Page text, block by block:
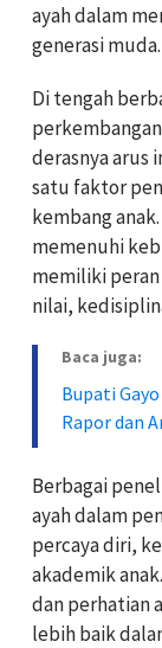
ayah dalam
generasi muda.
Di tengah
derasnya arus
satu faktor
kembang
memenuhi
memiliki
nilai,
Baca juga:
Bupati
Rapor dan
Berbagai
ayah dalam
percaya diri,
akademik
dan perhatian
lebih baik